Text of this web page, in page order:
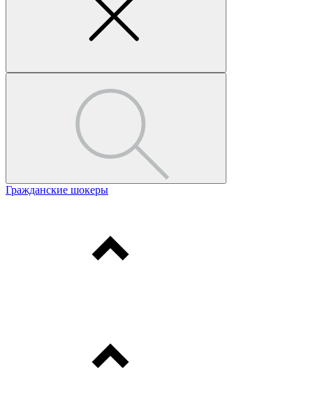
Гражданские шокеры